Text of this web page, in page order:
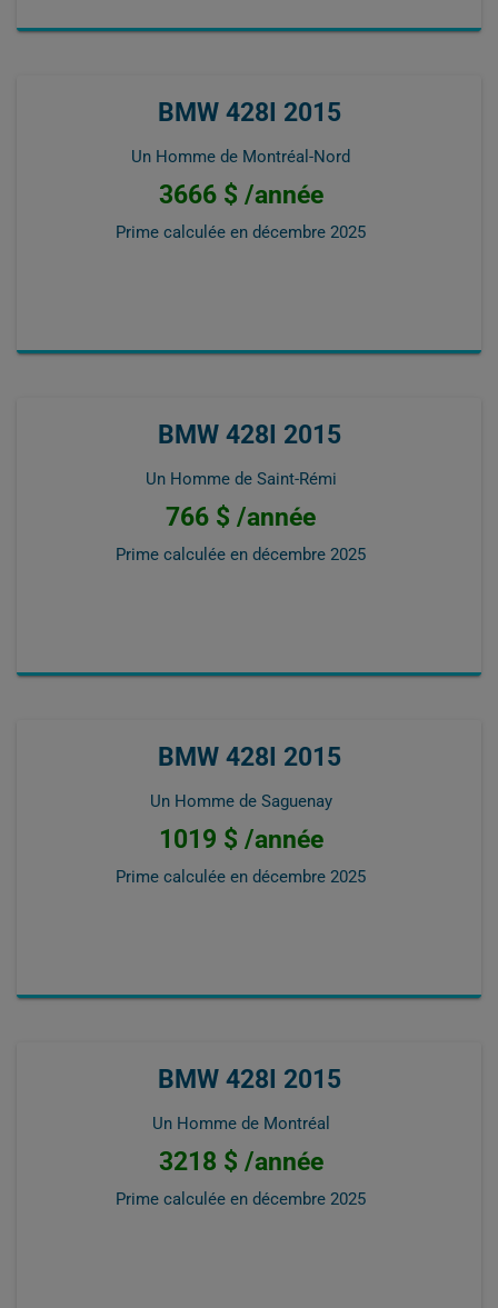
BMW 428I 2015
Un Homme de Montréal-Nord
3666 $ /année
Prime calculée en décembre 2025
BMW 428I 2015
Un Homme de Saint-Rémi
766 $ /année
Prime calculée en décembre 2025
BMW 428I 2015
Un Homme de Saguenay
1019 $ /année
Prime calculée en décembre 2025
BMW 428I 2015
Un Homme de Montréal
3218 $ /année
Prime calculée en décembre 2025